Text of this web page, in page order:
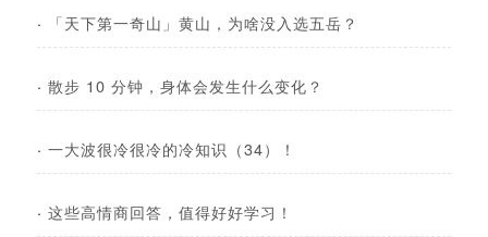
· 「天下第一奇山」黄山，为啥没入选五岳？
· 散步 10 分钟，身体会发生什么变化？
· 一大波很冷很冷的冷知识（34）！
· 这些高情商回答，值得好好学习！